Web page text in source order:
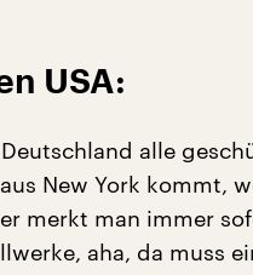
USA:
alle
New York kommt,
merkt man immer
aha, da muss